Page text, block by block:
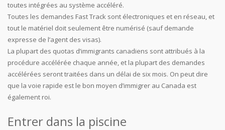
toutes intégrées au système accéléré.
Toutes les demandes Fast Track sont électroniques et en réseau, et
tout le matériel doit seulement être numérisé (sauf demande
expresse de l’agent des visas).
La plupart des quotas d’immigrants canadiens sont attribués à la
procédure accélérée chaque année, et la plupart des demandes
accélérées seront traitées dans un délai de six mois. On peut dire
que la voie rapide est le bon moyen d’immigrer au Canada est
également roi.
Entrer dans la piscine